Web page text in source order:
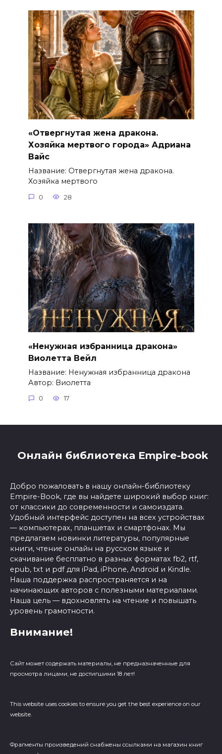
«Отвергнутая жена дракона.
Хозяйка мертвого города» Адриана
Вайс
Название: Отвергнутая жена дракона.
Хозяйка мертвого
0 28
«Ненужная избранница дракона»
Виолетта Вейл
Название: Ненужная избранница дракона
Автор: Виолетта
0 17
Онлайн библиотека Empire-book
Добро пожаловать в нашу онлайн-библиотеку
Empire-Book, где вы найдете широкий выбор книг:
от классики до современности и самоиздата.
Удобный интерфейс доступен на всех устройствах
— компьютерах, планшетах и смартфонах. Мы
предлагаем новинки литературы, популярные
книги, чтение онлайн на русском языке и
скачивание бесплатно в разных форматах fb2, rtf,
epub, txt и pdf для iPad, iPhone, Android и Kindle.
Наша поддержка распространяется и на
начинающих авторов с полезными материалами.
Наша цель — вдохновлять на чтение и повышать
уровень грамотности.
Внимание!
Сайт может содержать материалы, не предназначенные для
просмотра лицами, не достигшими 18 лет!
This website uses cookies to ensure you get the best experience on our
website.
Фрагменты произведений cнабжены ссылками на магазин книг